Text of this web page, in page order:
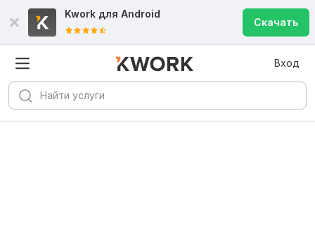
Kwork для Android
Скачать
Вход